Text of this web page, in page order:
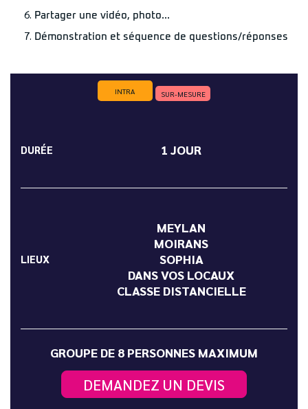
Partager une vidéo, photo...
Démonstration et séquence de questions/réponses
INTRA SUR-MESURE
DURÉE 1 JOUR
LIEUX
MEYLAN
MOIRANS
SOPHIA
DANS VOS LOCAUX
CLASSE DISTANCIELLE
GROUPE DE 8 PERSONNES MAXIMUM
DEMANDEZ UN DEVIS